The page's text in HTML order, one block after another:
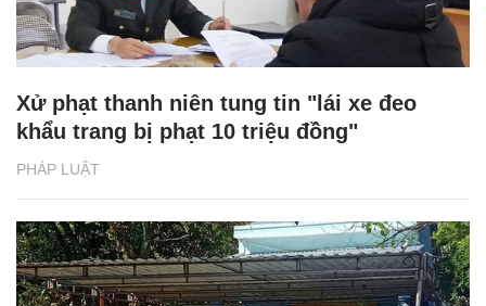
PHÁP LUẬT
Xử phạt thanh niên tung tin "lái xe đeo
khẩu trang bị phạt 10 triệu đồng"